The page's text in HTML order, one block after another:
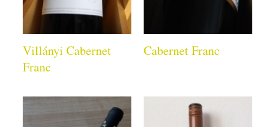
Villányi Cabernet
Franc
Cabernet Franc